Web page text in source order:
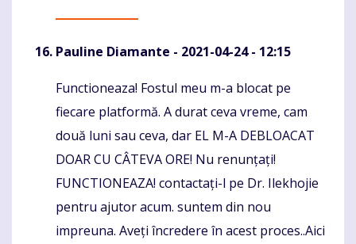
Pauline Diamante - 2021-04-24 - 12:15
Komentaras
Functioneaza! Fostul meu m-a blocat pe
fiecare platformă. A durat ceva vreme, cam
două luni sau ceva, dar EL M-A DEBLOACAT
DOAR CU CÂTEVA ORE! Nu renunțați!
FUNCTIONEAZA! contactați-l pe Dr. Ilekhojie
pentru ajutor acum. suntem din nou
impreuna. Aveți încredere în acest proces..Aici